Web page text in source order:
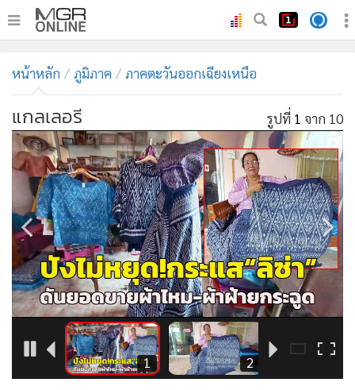
ทันเหตุการณ์
• ภาคใต้
• ภูมิภาค
• Online Section
บันเทิง
• ผู้จัดการรายวัน
• คอลัมนิสต์
ละคร
• CbizReview
• Cyber BIZ
ผู้จัดกวน
Good health & Well-being
• Green Innovation & SD
หน้าหลัก ภูมิภาค ภาคตะวันออกเฉียงเหนือ
แกลเลอรี รูปที่ 1 จาก 10
10 1 2